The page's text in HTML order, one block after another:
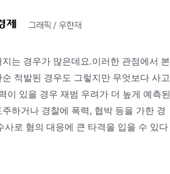
는 경우가 많은데요.이러한 관점에서 본
적발된 경우도 그렇지만 무엇보다 사고
이 있을 경우 재범 우려가 더 높게 예측된
하거나 경찰에 폭력, 협박 등을 가한 경
로 혐의 대응에 큰 타격을 입을 수 있다